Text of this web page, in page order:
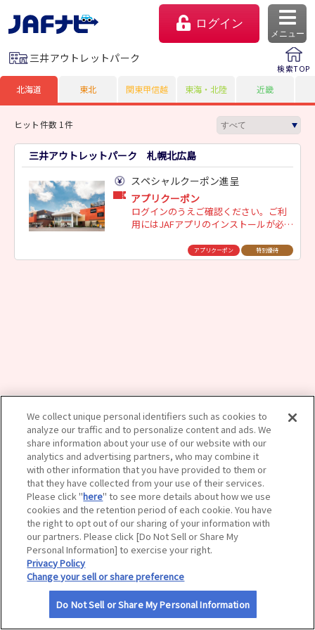
ログイン
メニュー
マイページ
三井アウトレットパーク
検索TOP
北海道 東北 関東甲信越 東海・北陸 近畿
ヒット件数 1件
三井アウトレットパーク 札幌北広島
スペシャルクーポン進呈
アプリクーポン
ログインのうえご確認ください。ご利
用にはJAFアプリのインストールが必要
アプリクーポン 特別優待
利用規約
We collect unique personal identifiers such as cookies to
analyze our traffic and to personalize content and ads. We
share information about your use of our website with our
analytics and advertising partners, who may combine it
with other information that you have provided to them or
that they have collected from your use of their services.
Please click "here" to see more details about how we use
cookies and the retention period of each cookie. You have
the right to opt out of our sharing of your information with
our partners. Please click [Do Not Sell or Share My
Personal Information] to exercise your right.
Privacy Policy
Change your sell or share preference
Do Not Sell or Share My Personal Information